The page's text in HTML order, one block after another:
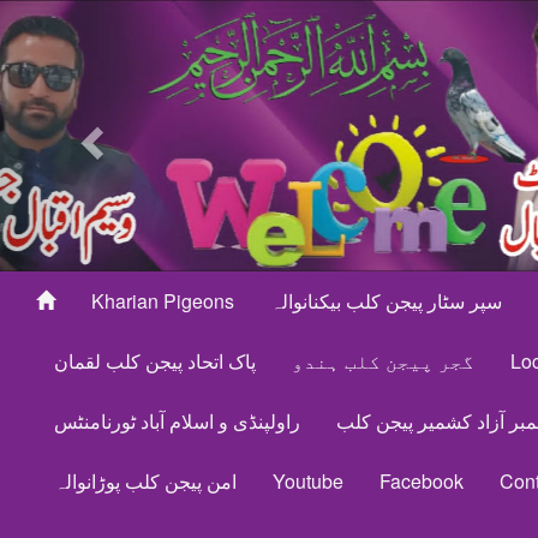
Kharian Pigeons سپر سٹار پیجن کلب بیکنانوالہ
پاک اتحاد پیجن کلب لقمان گجر پیجن کلب ہندو
راولپنڈی و اسلام آباد ٹورنامنٹس آزاد کشمیر پیجن کلب
امن پیجن کلب پوڑانوالہ Youtube Facebook